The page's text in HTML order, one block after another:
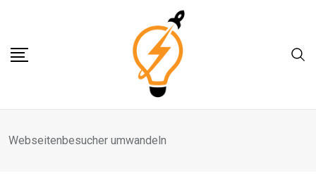
content
Webseitenbesucher umwandeln